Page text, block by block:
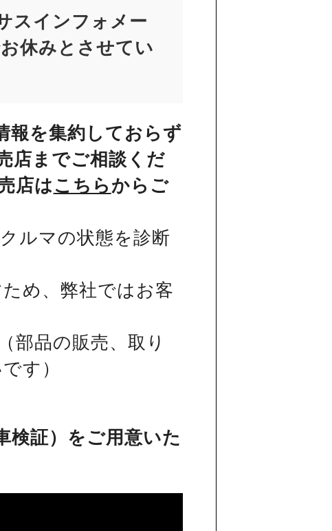
スインフォメー
休みとさせてい
報を集約しておらず
店までご相談くだ
店は こちら からご
ルマの状態を診断
め、弊社ではお客
（部品の販売、取り
す）
検証）をご用意いた